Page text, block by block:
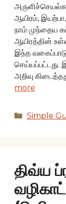
ஆயிரம்,
நாம் முந்தைய
ஆயிரத்தின்
இந்த
செய்யப்பட்டது.
அறிவு
more
Categories
Simple
திவ்ய